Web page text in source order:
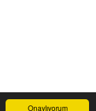
Onaylıyorum